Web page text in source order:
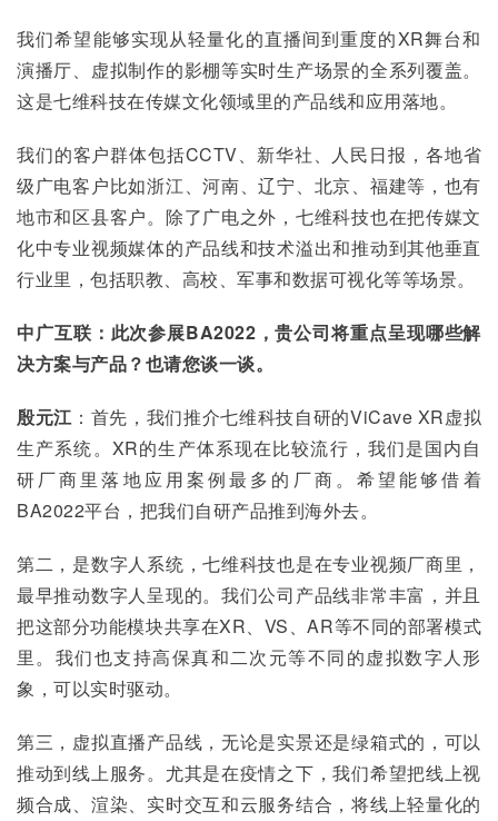
我们希望能够实现从轻量化的直播间到重度的XR舞台和
演播厅、虚拟制作的影棚等实时生产场景的全系列覆盖。
这是七维科技在传媒文化领域里的产品线和应用落地。
我们的客户群体包括CCTV、新华社、人民日报，各地省
级广电客户比如浙江、河南、辽宁、北京、福建等，也有
地市和区县客户。除了广电之外，七维科技也在把传媒文
化中专业视频媒体的产品线和技术溢出和推动到其他垂直
行业里，包括职教、高校、军事和数据可视化等等场景。
中广互联：此次参展BA2022，贵公司将重点呈现哪些解
决方案与产品？也请您谈一谈。
殷元江 ：首先，我们推介七维科技自研的ViCave XR虚拟
生产系统。XR的生产体系现在比较流行，我们是国内自
研厂商里落地应用案例最多的厂商。希望能够借着
BA2022平台，把我们自研产品推到海外去。
第二，是数字人系统，七维科技也是在专业视频厂商里，
最早推动数字人呈现的。我们公司产品线非常丰富，并且
把这部分功能模块共享在XR、VS、AR等不同的部署模式
里。我们也支持高保真和二次元等不同的虚拟数字人形
象，可以实时驱动。
第三，虚拟直播产品线，无论是实景还是绿箱式的，可以
推动到线上服务。尤其是在疫情之下，我们希望把线上视
频合成、渲染、实时交互和云服务结合，将线上轻量化的